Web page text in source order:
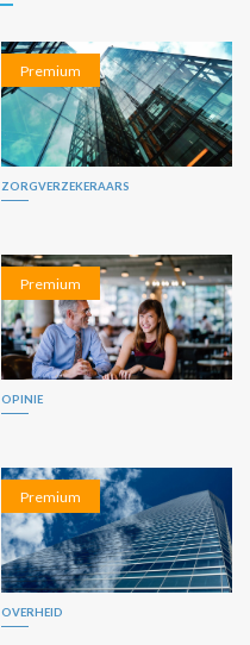
Premium
ZORGVERZEKERAARS
Premium
OPINIE
Premium
OVERHEID